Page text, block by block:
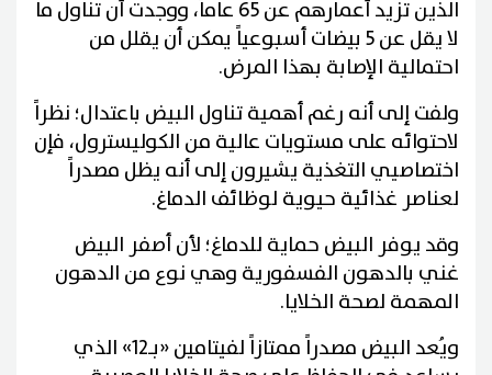
الذين تزيد أعمارهم عن 65 عاماً، ووجدت أن تناول ما
لا يقل عن 5 بيضات أسبوعياً يمكن أن يقلل من
احتمالية الإصابة بهذا المرض.
ولفت إلى أنه رغم أهمية تناول البيض باعتدال؛ نظراً
لاحتوائه على مستويات عالية من الكوليسترول، فإن
اختصاصيي التغذية يشيرون إلى أنه يظل مصدراً
لعناصر غذائية حيوية لوظائف الدماغ.
وقد يوفر البيض حماية للدماغ؛ لأن أصفر البيض
غني بالدهون الفسفورية وهي نوع من الدهون
المهمة لصحة الخلايا.
ويُعد البيض مصدراً ممتازاً لفيتامين «بـ12» الذي